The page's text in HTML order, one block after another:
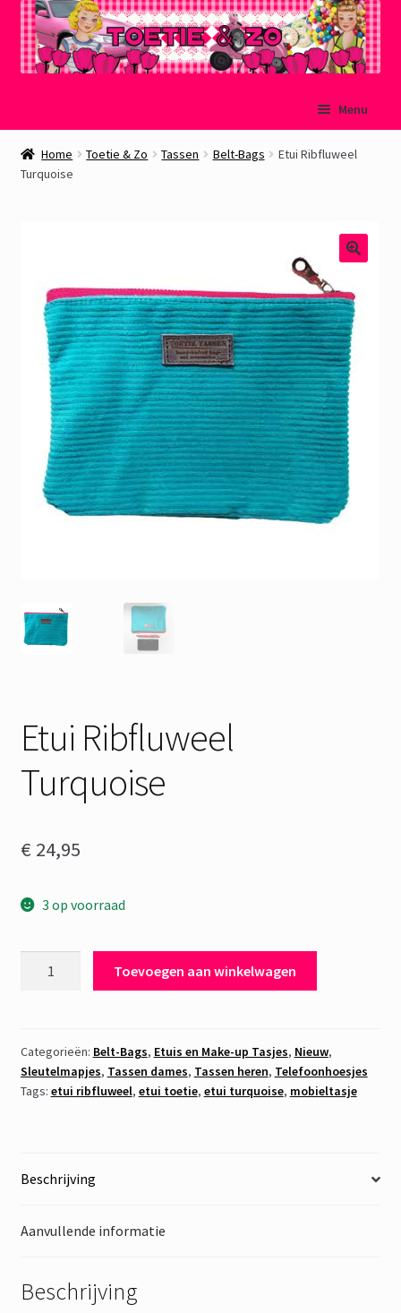
naar
navigatie
de
inhoud
Menu
Welkom
Afrekenen
Over Toetie & Zo
Gastenboek
Home Toetie & Zo Tassen Belt-Bags
Etui Ribfluweel
Turquoise
Etui Ribfluweel
Turquoise
€ 24,95
3 op voorraad
Toevoegen aan winkelwagen
Categorieën: Belt-Bags, Etuis en Make-up Tasjes, Nieuw,
Sleutelmapjes, Tassen dames, Tassen heren, Telefoonhoesjes
Tags: etui ribfluweel, etui toetie, etui turquoise, mobieltasje
Beschrijving
Aanvullende informatie
Beschrijving